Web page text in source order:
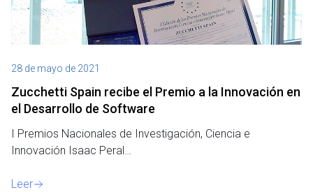
28 de mayo de 2021
Zucchetti Spain recibe el Premio a la Innovación en
el Desarrollo de Software
I Premios Nacionales de Investigación, Ciencia e
Innovación Isaac Peral…
Leer